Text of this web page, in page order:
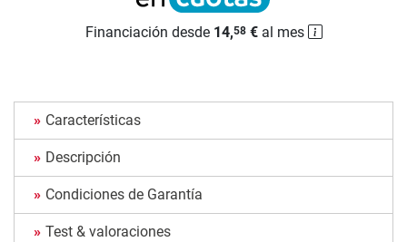
Financiación desde 14,58€al mes
Características
Descripción
Condiciones de Garantía
Test & valoraciones